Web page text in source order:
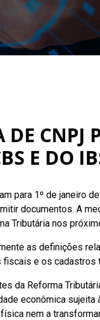
CNPJ
E DO
para 1º de janeiro
documentos. A
Tributária nos
as definições
fiscais e os cadastros
da Reforma
econômica sujeita
nem a